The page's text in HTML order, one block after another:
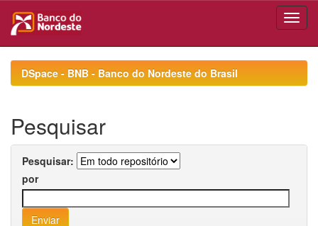
navigationDSpace - BNB - Banco do Nordeste do Brasil
Pesquisar
Pesquisar:
por